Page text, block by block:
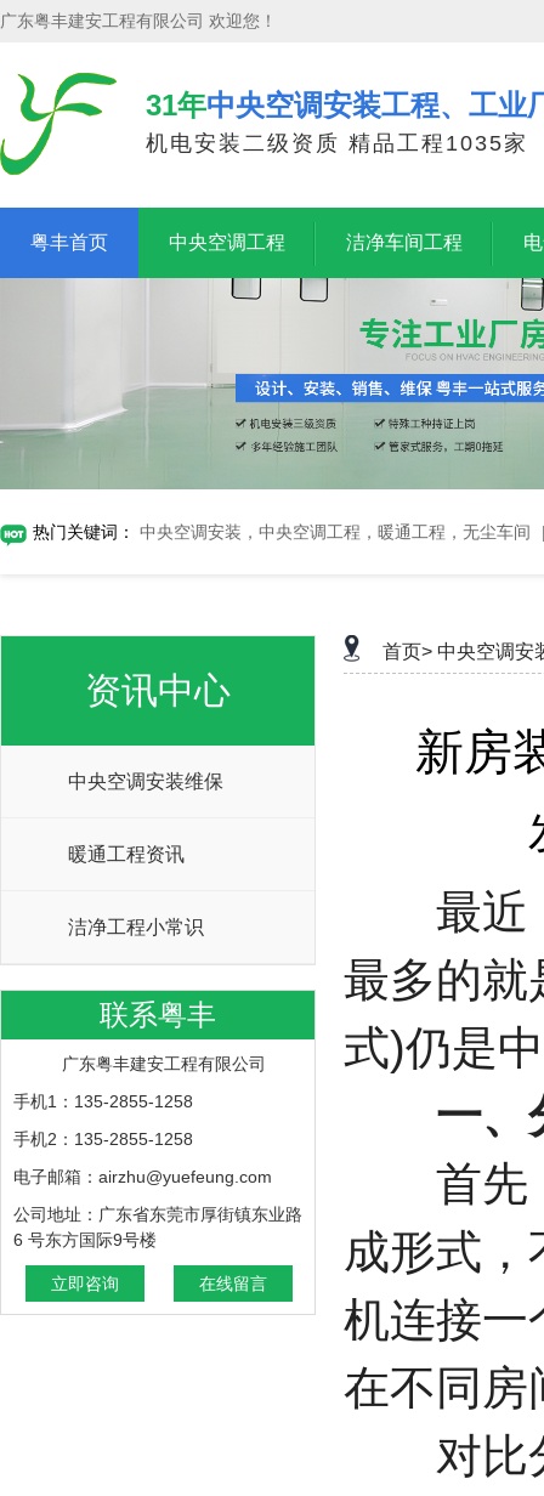
广东粤丰建安工程有限公司 欢迎您！
31年中央空调安装工程、工业
机电安装二级资质 精品工程1035家
粤丰首页 中央空调工程 洁净车间工程
热门关键词： 中央空调安装，中央空调工程，暖通工程，无尘车间
资讯中心
中央空调安装维保
暖通工程资讯
洁净工程小常识
联系粤丰
广东粤丰建安工程有限公司
手机1：135-2855-1258
手机2：135-2855-1258
电子邮箱：airzhu@yuefeung.com
公司地址：广东省东莞市厚街镇东业路
6 号东方国际9号楼
立即咨询 在线留言
首页> 中央空调安
新房
最近，
最多的就
式)仍是
一、分
首先，
成形式
机连接一
在不同房
对比分